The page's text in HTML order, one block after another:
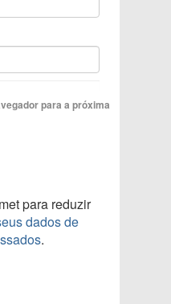
para a próxima
para reduzir
dados de
.